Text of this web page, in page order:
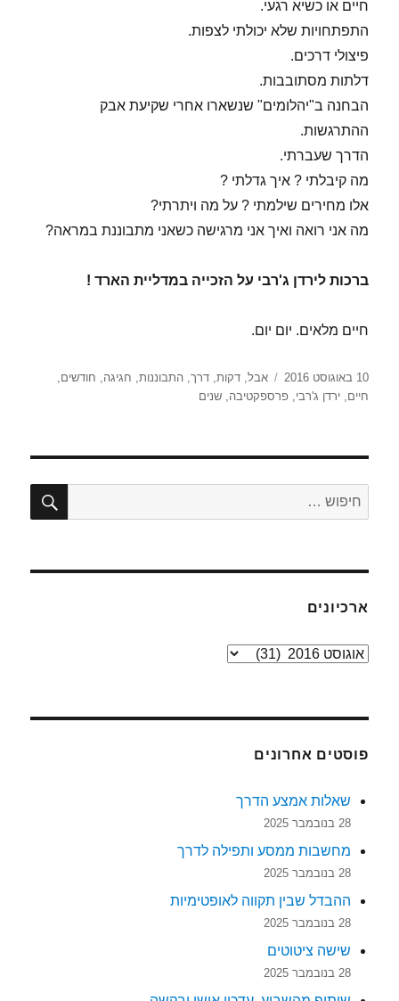
חיים או כשיא רגעי.
התפתחויות שלא יכולתי לצפות.
פיצולי דרכים.
דלתות מסתובבות.
הבחנה ב"יהלומים" שנשארו אחרי שקיעת אבק
ההתרגשות.
הדרך שעברתי.
מה קיבלתי ? איך גדלתי ?
אלו מחירים שילמתי ? על מה ויתרתי?
מה אני רואה ואיך אני מרגישה כשאני מתבוננת במראה?
ברכות לירדן ג'רבי על הזכייה במדליית הארד !
חיים מלאים. יום יום.
פורסם
בתאריך
10 באוגוסט 2016 תגיות
אבל,דקות,דרך,התבוננות, חגיגה, חודשים,
חיים,ירדן ג'רבי,פרספקטיבה,שנים
חפש:
ארכיונים
ארכיונים
פוסטים אחרונים
שאלות אמצע הדרך
28 בנובמבר 2025
מחשבות ממסע ותפילה לדרך
28 בנובמבר 2025
ההבדל שבין תקווה לאופטימיות
28 בנובמבר 2025
שישה ציטוטים
28 בנובמבר 2025